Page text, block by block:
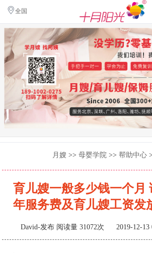
全国
月嫂 >> 母婴学院 >> 帮助中心
育儿嫂一般多少钱一个月
年服务费及育儿嫂工资发
David-发布 阅读量 31072次 2019-12-13